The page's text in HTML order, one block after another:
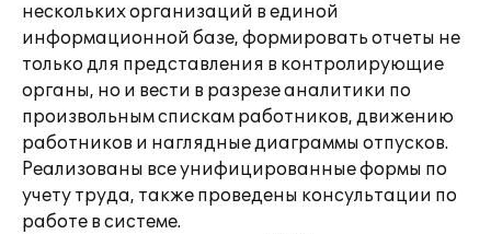
нескольких организаций в единой
информационной базе, формировать отчеты не
только для представления в контролирующие
органы, но и вести в разрезе аналитики по
произвольным спискам работников, движению
работников и наглядные диаграммы отпусков.
Реализованы все унифицированные формы по
учету труда, также проведены консультации по
работе в системе.